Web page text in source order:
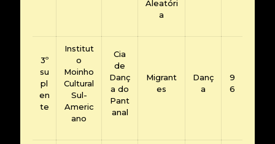
Aleatóri
a
3º
su
pl
en
te
Institut
o
Moinho
Cultural
Sul-
Americ
ano
Cia
de
Danç
a do
Pant
anal
Migrant
es
Danç
a
9
6